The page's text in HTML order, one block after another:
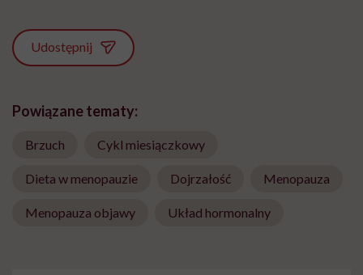
Udostępnij
Powiązane tematy:
Brzuch Cykl miesiączkowy
Dieta w menopauzie Dojrzałość Menopauza
Menopauza objawy Układ hormonalny